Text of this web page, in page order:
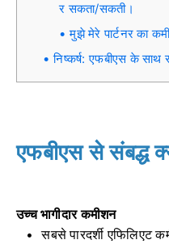
र सकता/सकती।
मुझे मेरे पार्टनर का
निष्कर्ष: एफबीएस के
एफबीएस से संबद्ध
उच्च भागीदार कमीशन
सबसे पारदर्शी एफिलिएट